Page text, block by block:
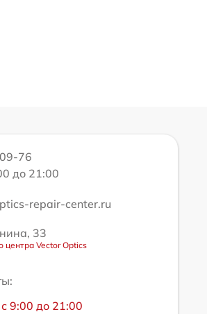
76
до 21:00
repair-center.ru
33
центра Vector Optics
9:00 до 21:00